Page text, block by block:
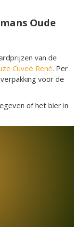
Oude
van de
Cuveé René. Per
voor de
of het bier in